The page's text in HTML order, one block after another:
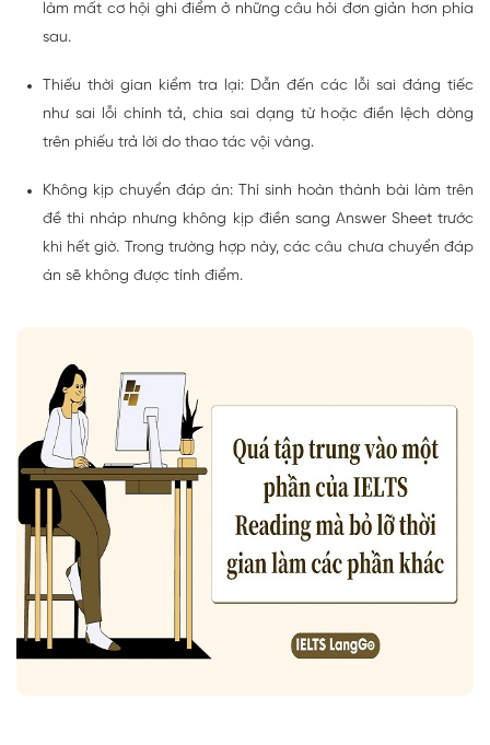
làm mất cơ hội ghi điểm ở những câu hỏi đơn giản hơn phía
sau.
Thiếu thời gian kiểm tra lại: Dẫn đến các lỗi sai đáng tiếc
như sai lỗi chính tả, chia sai dạng từ hoặc điền lệch dòng
trên phiếu trả lời do thao tác vội vàng.
Không kịp chuyển đáp án: Thí sinh hoàn thành bài làm trên
đề thi nháp nhưng không kịp điền sang Answer Sheet trước
khi hết giờ. Trong trường hợp này, các câu chưa chuyển đáp
án sẽ không được tính điểm.